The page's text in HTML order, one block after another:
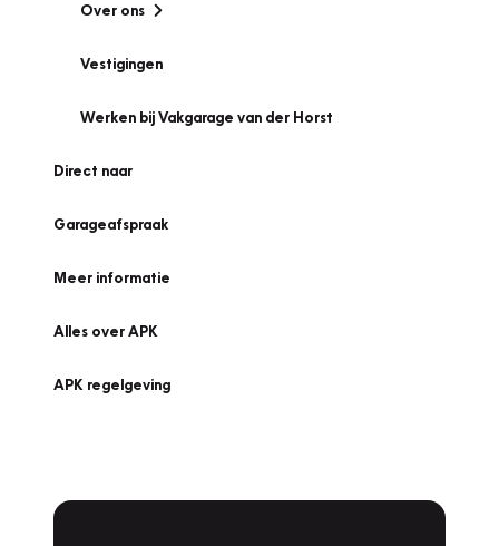
Over ons
Vestigingen
Werken bij Vakgarage van der Horst
Direct naar
Garageafspraak
Meer informatie
Alles over APK
APK regelgeving